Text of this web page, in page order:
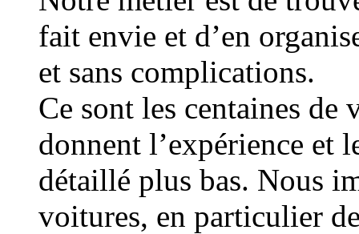
fait envie et d’en
et sans complications.
Ce sont les centaines
donnent l’expérience et
détaillé plus bas. Nous
voitures, en particulier